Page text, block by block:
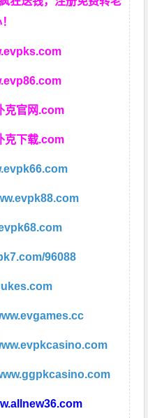
克官网.com
克下载.com
96088